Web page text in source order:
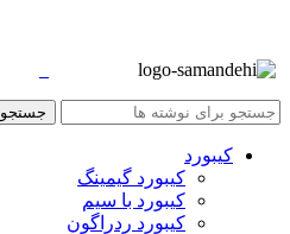
جستجو
کیبورد
کیبورد گیمینگ
کیبورد با سیم
کیبورد ردراگون